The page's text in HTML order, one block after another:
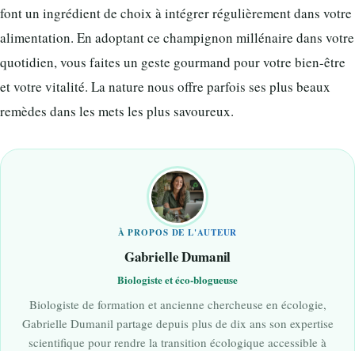
font un ingrédient de choix à intégrer régulièrement dans votre
alimentation. En adoptant ce champignon millénaire dans votre
quotidien, vous faites un geste gourmand pour votre bien-être
et votre vitalité. La nature nous offre parfois ses plus beaux
remèdes dans les mets les plus savoureux.
À PROPOS DE L'AUTEUR
Gabrielle Dumanil
Biologiste et éco-blogueuse
Biologiste de formation et ancienne chercheuse en écologie,
Gabrielle Dumanil partage depuis plus de dix ans son expertise
scientifique pour rendre la transition écologique accessible à